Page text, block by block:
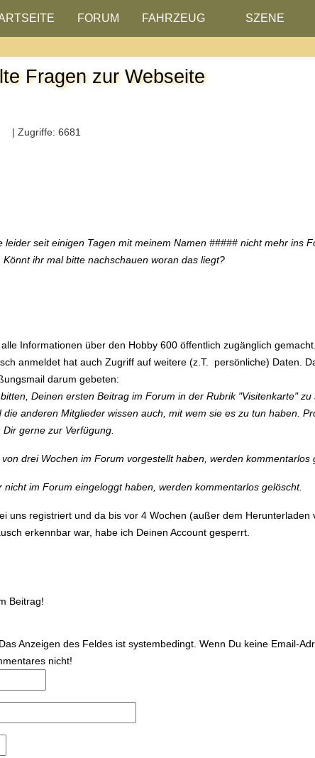
FORUM FAHRZEUG SZENE
Fragen zur Webseite
| Zugriffe: 6681
leider seit einigen Tagen mit meinem Namen ##### nicht mehr ins
ihr mal bitte nachschauen woran das liegt?
Informationen über den Hobby 600 öffentlich zugänglich
anmeldet hat auch Zugriff auf weitere (z.T. persönliche) Daten.
darum gebeten:
Deinen ersten Beitrag im Forum in der Rubrik "Visitenkarte" zu
anderen Mitglieder wissen auch, mit wem sie es zu tun haben.
gerne zur Verfügung.
drei Wochen im Forum vorgestellt haben, werden kommentarlos
im Forum eingeloggt haben, werden kommentarlos gelöscht.
uns registriert und da bis vor 4 Wochen (außer dem Herunterladen
erkennbar war, habe ich Deinen Account gesperrt.
Beitrag!
Anzeigen des Feldes ist systembedingt. Wenn Du keine Email-
nicht!